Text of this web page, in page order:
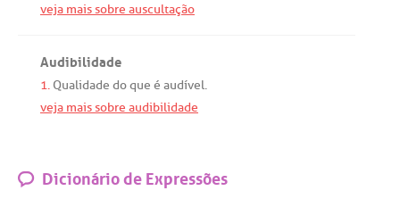
veja mais sobre auscultação
Audibilidade
1. Qualidade doque é audível.
veja mais sobre audibilidade
Dicionário de Expressões